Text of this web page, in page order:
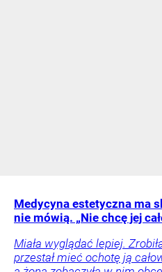
Medycyna estetyczna ma
nie mówią. „Nie chcę jej
Miała wyglądać lepiej.
przestał mieć ochotę ją